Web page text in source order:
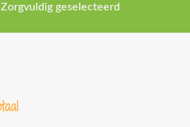
Zorgvuldig geselecteerd